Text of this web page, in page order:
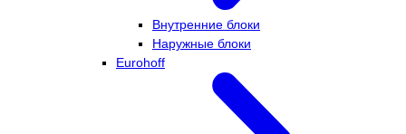
Внутренние блоки
Наружные блоки
Eurohoff